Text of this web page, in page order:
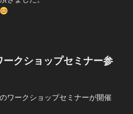
クショップセミナー参
ワークショップセミナーが開催